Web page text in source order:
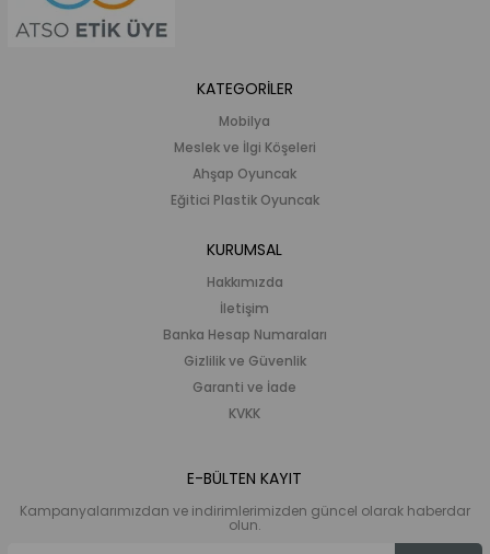
KATEGORİLER
Mobilya
Meslek ve İlgi Köşeleri
Ahşap Oyuncak
Eğitici Plastik Oyuncak
KURUMSAL
Hakkımızda
İletişim
Banka Hesap Numaraları
Gizlilik ve Güvenlik
Garanti ve İade
KVKK
E-BÜLTEN KAYIT
Kampanyalarımızdan ve indirimlerimizden güncel olarak haberdar
olun.